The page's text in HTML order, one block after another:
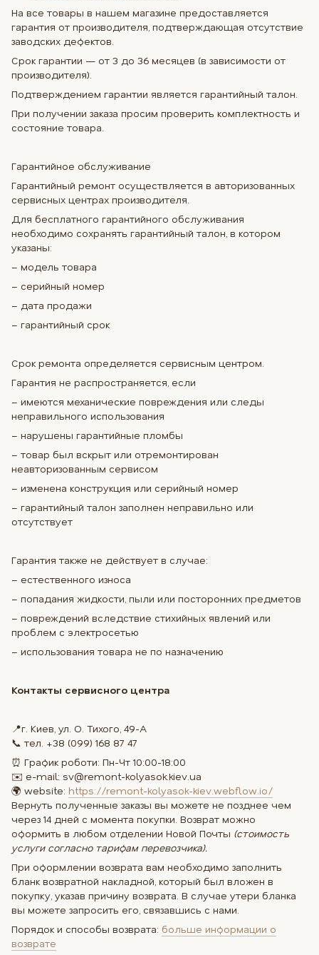
На все товары в нашем магазине предоставляется
гарантия от производителя, подтверждающая отсутствие
заводских дефектов.
Срок гарантии — от 3 до 36 месяцев (в зависимости от
производителя).
Подтверждением гарантии является гарантийный талон.
При получении заказа просим проверить комплектность и
состояние товара.
Гарантийное обслуживание
Гарантийный ремонт осуществляется в авторизованных
сервисных центрах производителя.
Для бесплатного гарантийного обслуживания
необходимо сохранять гарантийный талон, в котором
указаны:
– модель товара
– серийный номер
– дата продажи
– гарантийный срок
Срок ремонта определяется сервисным центром.
Гарантия не распространяется, если
– имеются механические повреждения или следы
неправильного использования
– нарушены гарантийные пломбы
– товар был вскрыт или отремонтирован
неавторизованным сервисом
– изменена конструкция или серийный номер
– гарантийный талон заполнен неправильно или
отсутствует
Гарантия также не действует в случае:
– естественного износа
– попадания жидкости, пыли или посторонних предметов
– повреждений вследствие стихийных явлений или
проблем с электросетью
– использования товара не по назначению
Контакты сервисного центра
📍г. Киев, ул. О. Тихого, 49-А
📞 тел. +38 (099) 168 87 47
⏰ График роботи: Пн-Чт 10:00-18:00
✉️ e-mail: sv@remont-kolyasok.kiev.ua
🌍 website: https://remont-kolyasok-kiev.webflow.io/
Вернуть полученные заказы вы можете не позднее чем
через 14 дней с момента покупки. Возврат можно
оформить в любом отделении Новой Почты (стоимость
услуги согласно тарифам перевозчика).
При оформлении возврата вам необходимо заполнить
бланк возвратной накладной, который был вложен в
покупку, указав причину возврата. В случае утери бланка
вы можете запросить его, связавшись с нами.
Порядок и способы возврата: больше информации о
возврате